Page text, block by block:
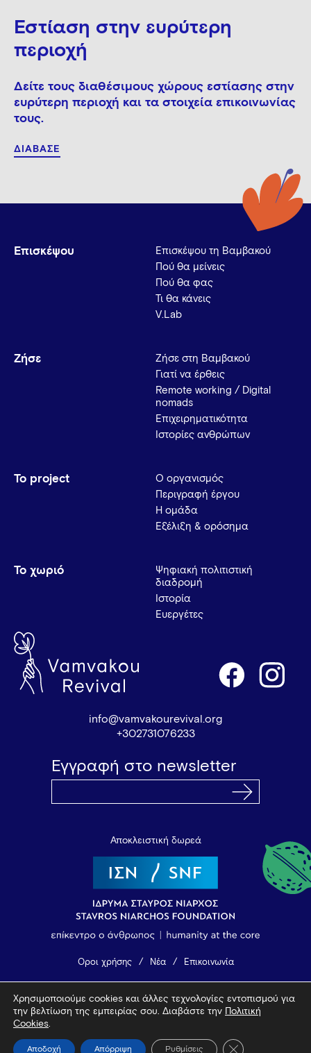
Εστίαση στην ευρύτερη
περιοχή
Δείτε τους διαθέσιμους χώρους εστίασης στην
ευρύτερη περιοχή και τα στοιχεία επικοινωνίας
τους.
ΔΙΑΒΑΣΕ
Επισκέψου
Επισκέψου τη Βαμβακού
Πού θα μείνεις
Πού θα φας
Τι θα κάνεις
V.Lab
Ζήσε
Ζήσε στη Βαμβακού
Γιατί να έρθεις
Remote working / Digital
nomads
Επιχειρηματικότητα
Ιστορίες ανθρώπων
Το project
Ο οργανισμός
Περιγραφή έργου
Η ομάδα
Εξέλιξη & ορόσημα
Το χωριό
Ψηφιακή πολιτιστική
διαδρομή
Ιστορία
Ευεργέτες
info@vamvakourevival.org
+302731076233
Εγγραφή στο newsletter
Αποκλειστική δωρεά
Όροι χρήσης Νέα Επικοινωνία
© 2026 Vamvakou Revival
Χρησιμοποιούμε cookies και άλλες τεχνολογίες εντοπισμού για
την βελτίωση της εμπειρίας σου. Διαβάστε την
Πολιτική
Cookies.
Αποδοχή Απόρριψη Ρυθμίσεις Κλείσιμο του